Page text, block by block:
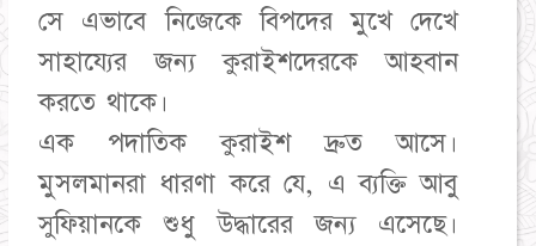
সে এভাবে নিজেকে বিপদের মুখে দেখে
সাহায্যের জন্য কুরাইশদেরকে আহবান
করতে থাকে।
এক পদাতিক কুরাইশ দ্রুত আসে।
মুসলমানরা ধারণা করে যে, এ ব্যক্তি আবু
সুফিয়ানকে শুধু উদ্ধারের জন্য এসেছে।